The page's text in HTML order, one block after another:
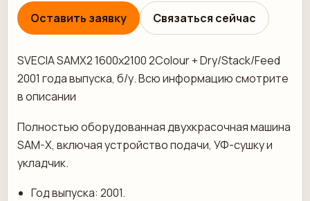
Оставить заявку
Связаться сейчас
SVECIA SAMX2 1600x2100 2Colour + Dry/Stack/Feed
2001 года выпуска, б/у. Всю информацию смотрите
в описании
Полностью оборудованная двухкрасочная машина
SAM-X, включая устройство подачи, УФ-сушку и
укладчик.
Год выпуска: 2001.